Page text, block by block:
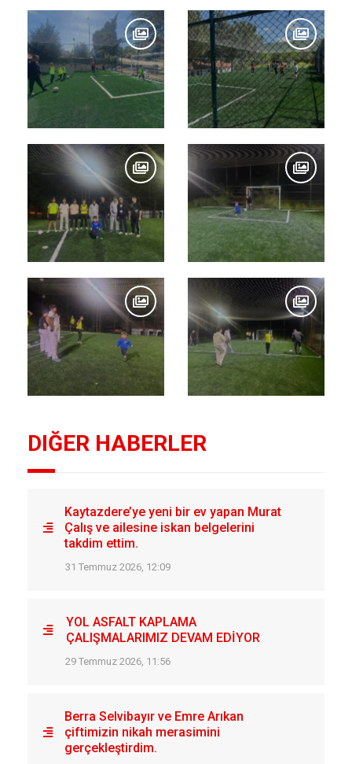
DIĞER HABERLER
Kaytazdere’ye yeni bir ev yapan Murat
Çalış ve ailesine iskan belgelerini
takdim ettim.
31 Temmuz 2026, 12:09
YOL ASFALT KAPLAMA
ÇALIŞMALARIMIZ DEVAM EDİYOR
29 Temmuz 2026, 11:56
Berra Selvibayır ve Emre Arıkan
çiftimizin nikah merasimini
gerçekleştirdim.